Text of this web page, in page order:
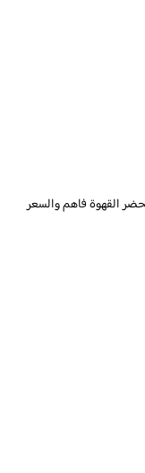
القهوة فاهم والسعر